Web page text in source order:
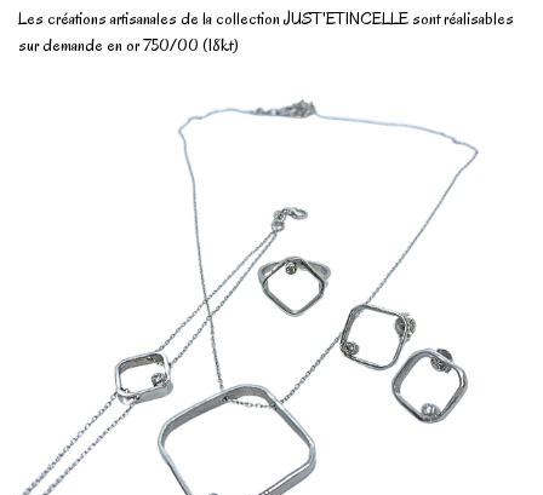
Les créations artisanales de la collection JUST'ETINCELLE sont réalisables
sur demande en or 750/00 (18kt)